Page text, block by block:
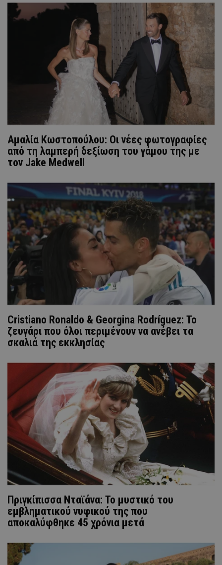
Αμαλία Κωστοπούλου: Οι νέες φωτογραφίες
από τη λαμπερή δεξίωση του γάμου της με
τον Jake Medwell
Cristiano Ronaldo & Georgina Rodríguez: Το
ζευγάρι που όλοι περιμένουν να ανέβει τα
σκαλιά της εκκλησίας
Πριγκίπισσα Νταϊάνα: Το μυστικό του
εμβληματικού νυφικού της που
αποκαλύφθηκε 45 χρόνια μετά